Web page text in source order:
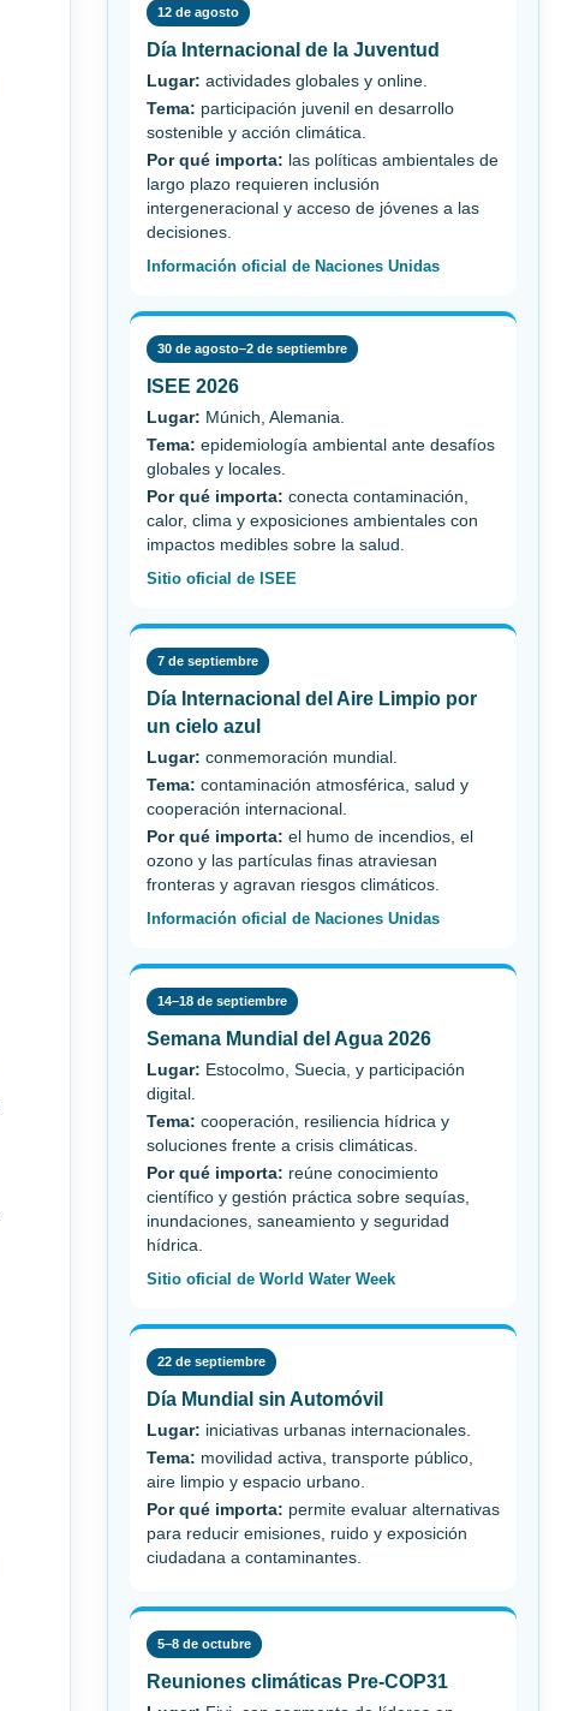
12 de agosto
Día Internacional de la Juventud
Lugar: actividades globales y online.
Tema: participación juvenil en desarrollo
sostenible y acción climática.
Por qué importa: las políticas ambientales de
largo plazo requieren inclusión
intergeneracional y acceso de jóvenes a las
decisiones.
Información oficial de Naciones Unidas
30 de agosto–2 de septiembre
ISEE 2026
Lugar: Múnich, Alemania.
Tema: epidemiología ambiental ante desafíos
globales y locales.
Por qué importa: conecta contaminación,
calor, clima y exposiciones ambientales con
impactos medibles sobre la salud.
Sitio oficial de ISEE
7 de septiembre
Día Internacional del Aire Limpio por
un cielo azul
Lugar: conmemoración mundial.
Tema: contaminación atmosférica, salud y
cooperación internacional.
Por qué importa: el humo de incendios, el
ozono y las partículas finas atraviesan
fronteras y agravan riesgos climáticos.
Información oficial de Naciones Unidas
14–18 de septiembre
Semana Mundial del Agua 2026
Lugar: Estocolmo, Suecia, y participación
digital.
Tema: cooperación, resiliencia hídrica y
soluciones frente a crisis climáticas.
Por qué importa: reúne conocimiento
científico y gestión práctica sobre sequías,
inundaciones, saneamiento y seguridad
hídrica.
Sitio oficial de World Water Week
22 de septiembre
Día Mundial sin Automóvil
Lugar: iniciativas urbanas internacionales.
Tema: movilidad activa, transporte público,
aire limpio y espacio urbano.
Por qué importa: permite evaluar alternativas
para reducir emisiones, ruido y exposición
ciudadana a contaminantes.
5–8 de octubre
Reuniones climáticas Pre-COP31